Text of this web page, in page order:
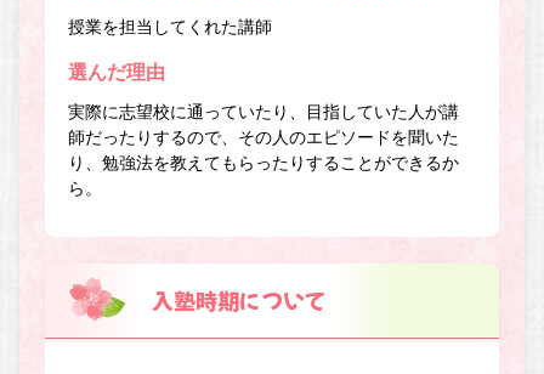
授業を担当してくれた講師
選んだ理由
実際に志望校に通っていたり、目指していた人が講
師だったりするので、その人のエピソードを聞いた
り、勉強法を教えてもらったりすることができるか
ら。
入塾時期について